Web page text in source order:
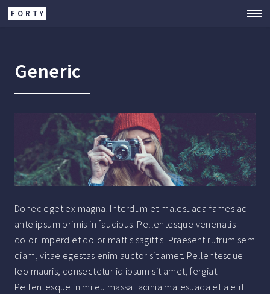
FORTY
Generic
Donec eget ex magna. Interdum et malesuada fames ac
ante ipsum primis in faucibus. Pellentesque venenatis
dolor imperdiet dolor mattis sagittis. Praesent rutrum sem
diam, vitae egestas enim auctor sit amet. Pellentesque
leo mauris, consectetur id ipsum sit amet, fergiat.
Pellentesque in mi eu massa lacinia malesuada et a elit.